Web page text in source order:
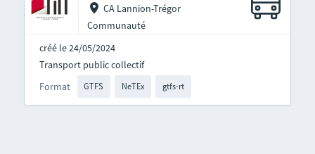
CA Lannion-Trégor
Communauté
créé le 24/05/2024
Format GTFS NeTEx gtfs-rt
Transport public collectif